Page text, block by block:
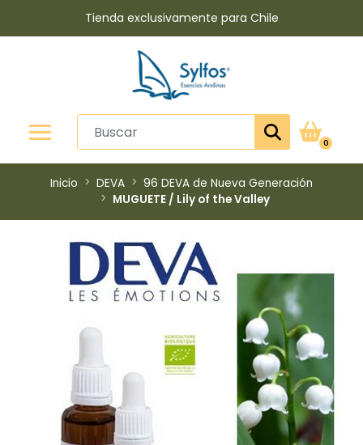
Tienda exclusivamente para Chile
0
Inicio DEVA
96 DEVA de Nueva Generación
MUGUETE / Lily of the Valley